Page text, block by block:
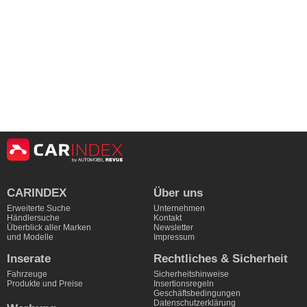
CARINDEX
Erweiterte Suche
Händlersuche
Überblick aller Marken
und Modelle
Über uns
Unternehmen
Kontakt
Newsletter
Impressum
Inserate
Fahrzeuge
Produkte und Preise
Rechtliches & Sicherheit
Sicherheitshinweise
Insertionsregeln
Geschäftsbedingungen
Datenschutzerklärung